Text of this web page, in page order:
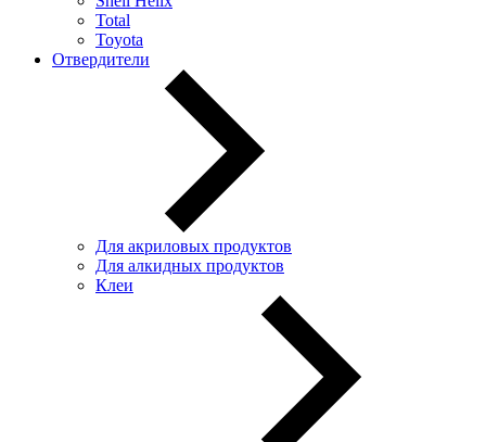
Total
Toyota
Отвердители
Для акриловых продуктов
Для алкидных продуктов
Клеи